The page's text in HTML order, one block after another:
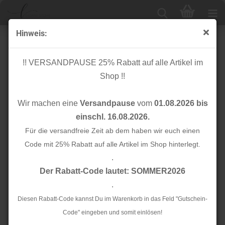
Hinweis:
!! VERSANDPAUSE 25% Rabatt auf alle Artikel im
Shop !!
Wir machen eine Versandpausevom 01.08.2026 bis
einschl. 16.08.2026.
Für die versandfreie Zeit ab dem haben wir euch einen
Code mit 25% Rabatt auf alle Artikel im Shop hinterlegt.
.
Der Rabatt-Code lautet: SOMMER2026
.
Diesen Rabatt-Code kannst Du im Warenkorb in das Feld "Gutschein-
Code" eingeben und somit einlösen!
Musselin - Lochstickerei - caramel